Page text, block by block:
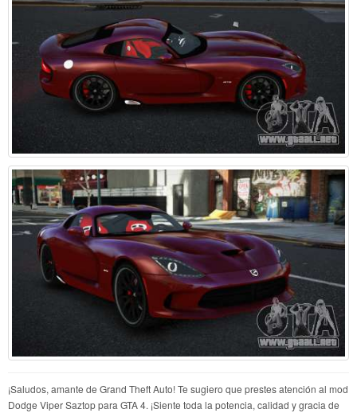
¡Saludos, amante de Grand Theft Auto! Te sugiero que prestes atención al mod
Dodge Viper Saztop para GTA 4. ¡Siente toda la potencia, calidad y gracia de